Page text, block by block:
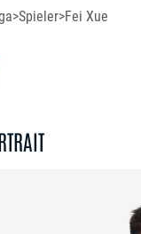
>Spieler>Fei Xue